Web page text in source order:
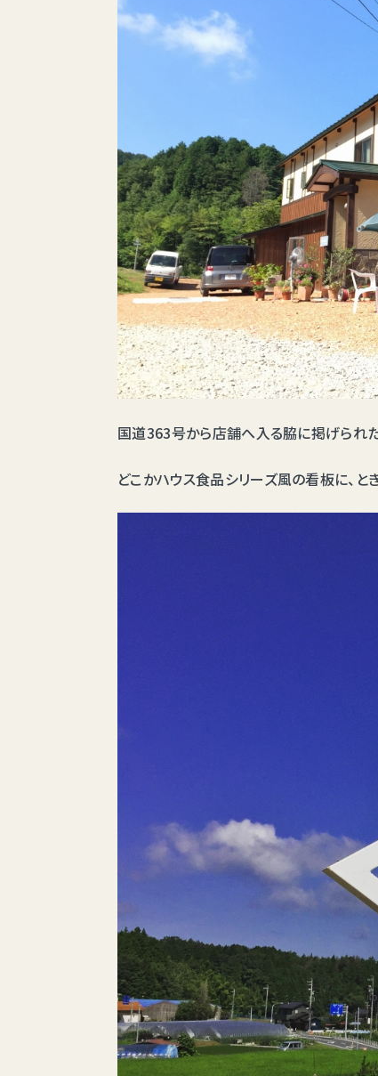
国道363号から店舗へ入る脇に掲げられ
どこかハウス食品シリーズ風の看板に、と